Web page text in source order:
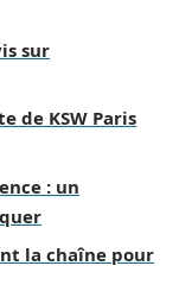
sur
de KSW Paris
: un
la chaîne pour